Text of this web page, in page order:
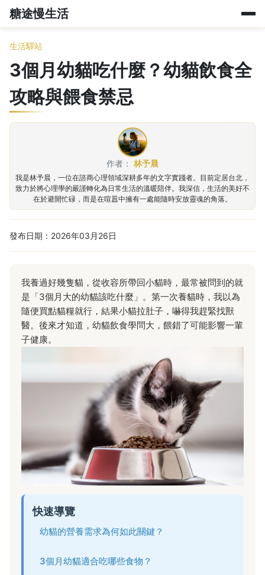
糖途慢生活
生活驛站
3個月幼貓吃什麼？幼貓飲食全
攻略與餵食禁忌
作者： 林予晨
我是林予晨，一位在諮商心理領域深耕多年的文字實踐者。目前定居台北，
致力於將心理學的嚴謹轉化為日常生活的溫暖陪伴。我深信，生活的美好不
在於避開忙碌，而是在喧囂中擁有一處能隨時安放靈魂的角落。
發布日期：2026年03月26日
我養過好幾隻貓，從收容所帶回小貓時，最常被問到的就
是「3個月大的幼貓該吃什麼」。第一次養貓時，我以為
隨便買點貓糧就行，結果小貓拉肚子，嚇得我趕緊找獸
醫。後來才知道，幼貓飲食學問大，餵錯了可能影響一輩
子健康。
快速導覽
幼貓的營養需求為何如此關鍵？
3個月幼貓適合吃哪些食物？